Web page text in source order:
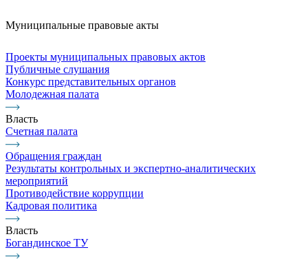
Муниципальные правовые акты
Проекты муниципальных правовых актов
Публичные слушания
Конкурс представительных органов
Молодежная палата
Власть
Счетная палата
Обращения граждан
Результаты контрольных и экспертно-аналитических
мероприятий
Противодействие коррупции
Кадровая политика
Власть
Богандинское ТУ